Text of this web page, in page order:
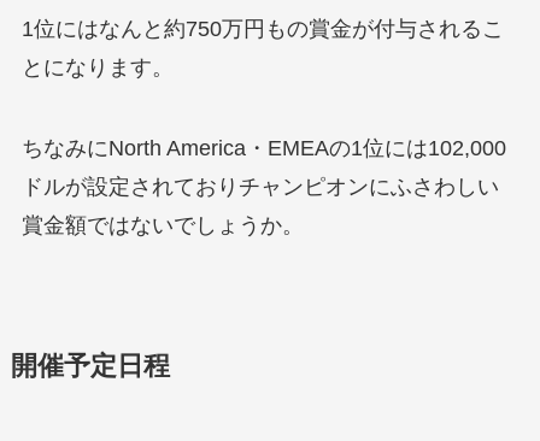
1位にはなんと約750万円もの賞金が付与されるこ
とになります。
ちなみにNorth America・EMEAの1位には102,000
ドルが設定されておりチャンピオンにふさわしい
賞金額ではないでしょうか。
開催予定日程